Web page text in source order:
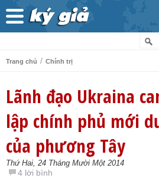
Trang chủ / Chính trị
Lãnh đạo Ukraina
lập chính phủ mới
của phương Tây
Thứ Hai, 24 Tháng Mười Một 2014
4 lời bình